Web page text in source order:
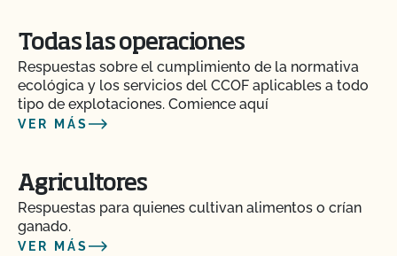
Todas las operaciones
Respuestas sobre el cumplimiento de la normativa
ecológica y los servicios del CCOF aplicables a todo
tipo de explotaciones. Comience aquí
VER MÁS
Agricultores
Respuestas para quienes cultivan alimentos o crían
ganado.
VER MÁS
¿Cómo puedo encontrar un matadero orgánico
certificado?
¿Cómo pueden etiquetarse mis productos
transitorios certificados por el CCOF?
¿Cómo añado un cultivo a mi perfil de cliente?
¿Cómo añado una nueva parcela a mi certificación
CCOF?